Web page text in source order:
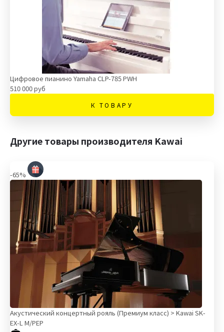
Цифровое пианино Yamaha CLP-785 PWH
510 000 руб
К ТОВАРУ
Другие товары производителя Kawai
-65%
Акустический концертный рояль (Премиум класс) > Kawai SK-
EX-L M/PEP